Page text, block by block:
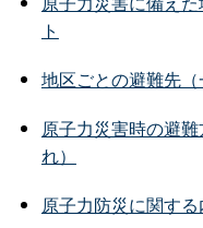
ト
地区ごとの避難先（
原子力災害時の避
れ）
原子力防災に関す